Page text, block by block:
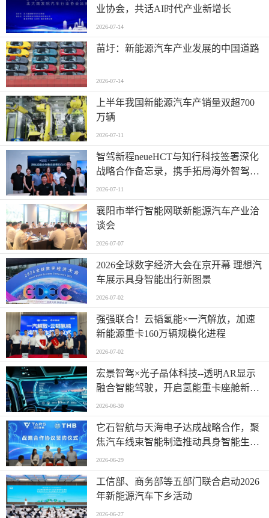
业协会，共话AI时代产业新增长
2026-07-14
苗圩：新能源汽车产业发展的中国道路
2026-07-14
上半年我国新能源汽车产销量双超700
万辆
2026-07-11
智驾新程neueHCT与知行科技签署深化
战略合作备忘录，携手拓局海外智驾市
场
2026-07-11
襄阳市举行智能网联新能源汽车产业洽
谈会
2026-07-07
2026全球数字经济大会在京开幕 理想汽
车展示具身智能出行新图景
2026-07-02
强强联合！云韬氢能×一汽解放，加速
新能源重卡160万辆规模化进程
2026-07-02
宏景智驾×光子晶体科技--透明AR显示
融合智能驾驶，开启氢能重卡座舱新时
代
2026-06-30
它石智航与天海电子达成战略合作，聚
焦汽车线束智能制造推动具身智能生产
落地
2026-06-29
工信部、商务部等五部门联合启动2026
年新能源汽车下乡活动
2026-06-27